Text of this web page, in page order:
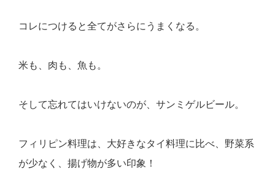
コレにつけると全てがさらにうまくなる。
米も、肉も、魚も。
そして忘れてはいけないのが、サンミゲルビール。
フィリピン料理は、大好きなタイ料理に比べ、野菜系
が少なく、揚げ物が多い印象！